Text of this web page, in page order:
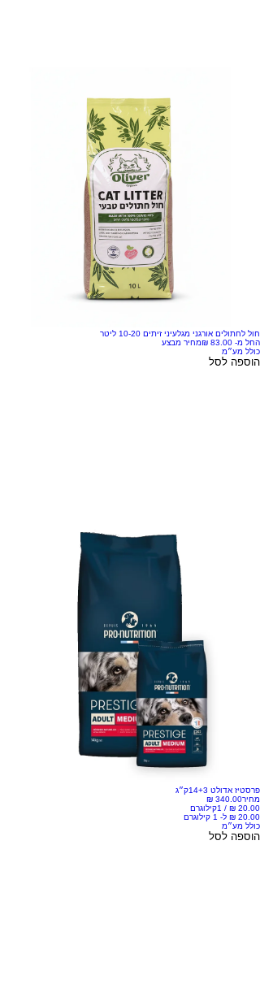
חול לחתולים אורגני מגלעיני זיתים 10-20 ליטר
החל מ-
מחיר מבצע
כולל מע״מ
הוספה לסל
פרסטיז אדולט 14+3ק״ג
מחיר
/ 1קילוגרם
כולל מע״מ
הוספה לסל